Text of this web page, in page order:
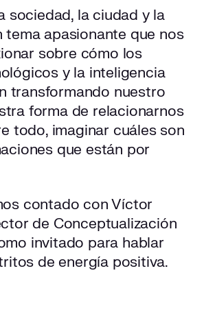
positiva
sociedad, la ciudad y la
tema apasionante que nos
sobre cómo los
y la inteligencia
transformando nuestro
forma de relacionarnos
todo, imaginar cuáles son
que están por
contado con Víctor
de Conceptualización
invitado para hablar
de energía positiva.